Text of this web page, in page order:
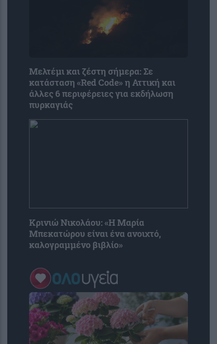
Μελτέμι και ζέστη σήμερα: Σε
κατάσταση «Red Code» η Αττική και
άλλες 6 περιφέρειες για εκδήλωση
πυρκαγιάς
Κρινιώ Νικολάου: «Η Μαρία
Μπεκατώρου είναι ένα ανοιχτό,
καλογραμμένο βιβλίο»